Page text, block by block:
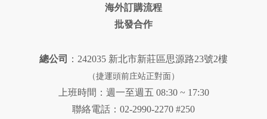
海外訂購流程
批發合作
總公司 ：242035 新北市新莊區思源路23號2樓
（捷運頭前庄站正對面）
上班時間：週一至週五 08:30 ~ 17:30
聯絡電話：02-2990-2270 #250